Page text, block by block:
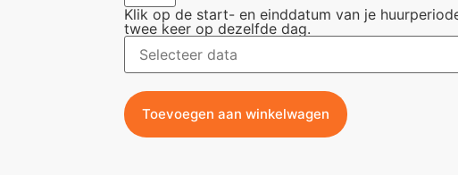
Klik op de start- en einddatum van je
twee keer op dezelfde dag.
Toevoegen aan winkelwagen